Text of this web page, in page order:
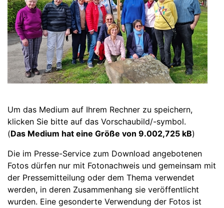
Um das Medium auf Ihrem Rechner zu speichern,
klicken Sie bitte auf das Vorschaubild/-symbol.
(Das Medium hat eine Größe von 9.002,725 kB)
Die im Presse-Service zum Download angebotenen
Fotos dürfen nur mit Fotonachweis und gemeinsam mit
der Pressemitteilung oder dem Thema verwendet
werden, in deren Zusammenhang sie veröffentlicht
wurden. Eine gesonderte Verwendung der Fotos ist